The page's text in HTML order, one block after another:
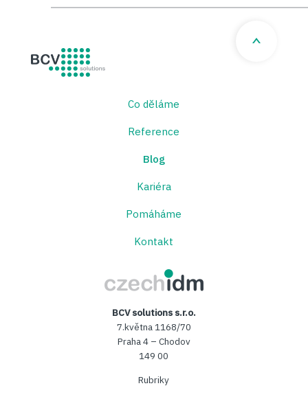
Co děláme
Reference
Blog
Kariéra
Pomáháme
Kontakt
BCV solutions s.r.o.
7.května 1168/70
Praha 4 – Chodov
149 00
Rubriky